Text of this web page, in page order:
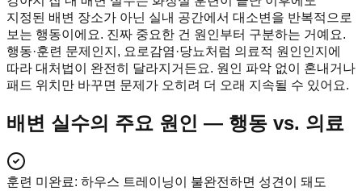
지정된 배변 장소가 아닌 실내 공간에서 대소변을 반복적으로
보는 행동이에요. 진짜 중요한 건 원인부터 구분하는 거예요.
행동·훈련 문제인지, 요로감염·당뇨처럼 의료적 원인인지에
따라 대처법이 완전히 달라지거든요. 원인 파악 없이 혼내거나
패드 위치만 바꾸면 문제가 오히려 더 오래 지속될 수 있어요.
배변 실수의 주요 원인 — 행동 vs. 의료
훈련 미완료: 하우스 트레이닝이 불완전하면 성견이 돼도